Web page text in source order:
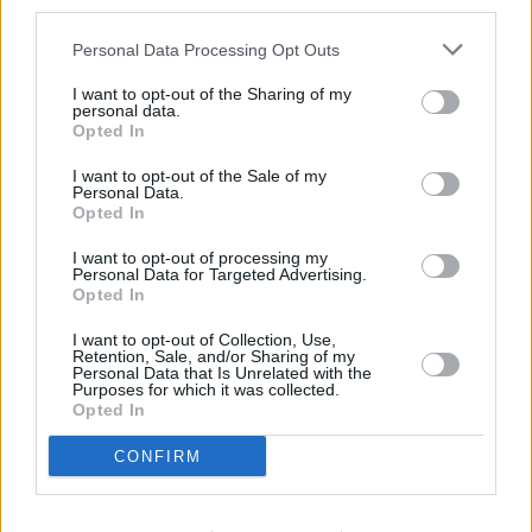
negar su consentimiento. Tenga en cuenta que algún
de su consentimiento, pero usted tiene el derecho de
rechazar tal procesamiento. Sus preferencias se aplicarán
cualquier momento entrando de nuevo en este sitio web o
visitando nuestra política de privacidad.
Personal Data Processing Opt Outs
I want to opt-out of the Sharing of my
personal data.
Opted In
I want to opt-out of the Sale of my
Personal Data.
Opted In
I want to opt-out of processing my
Personal Data for Targeted Advertising.
Opted In
I want to opt-out of Collection, Use,
Retention, Sale, and/or Sharing of my
Personal Data that Is Unrelated with the
Purposes for which it was collected.
Opted In
CONFIRM